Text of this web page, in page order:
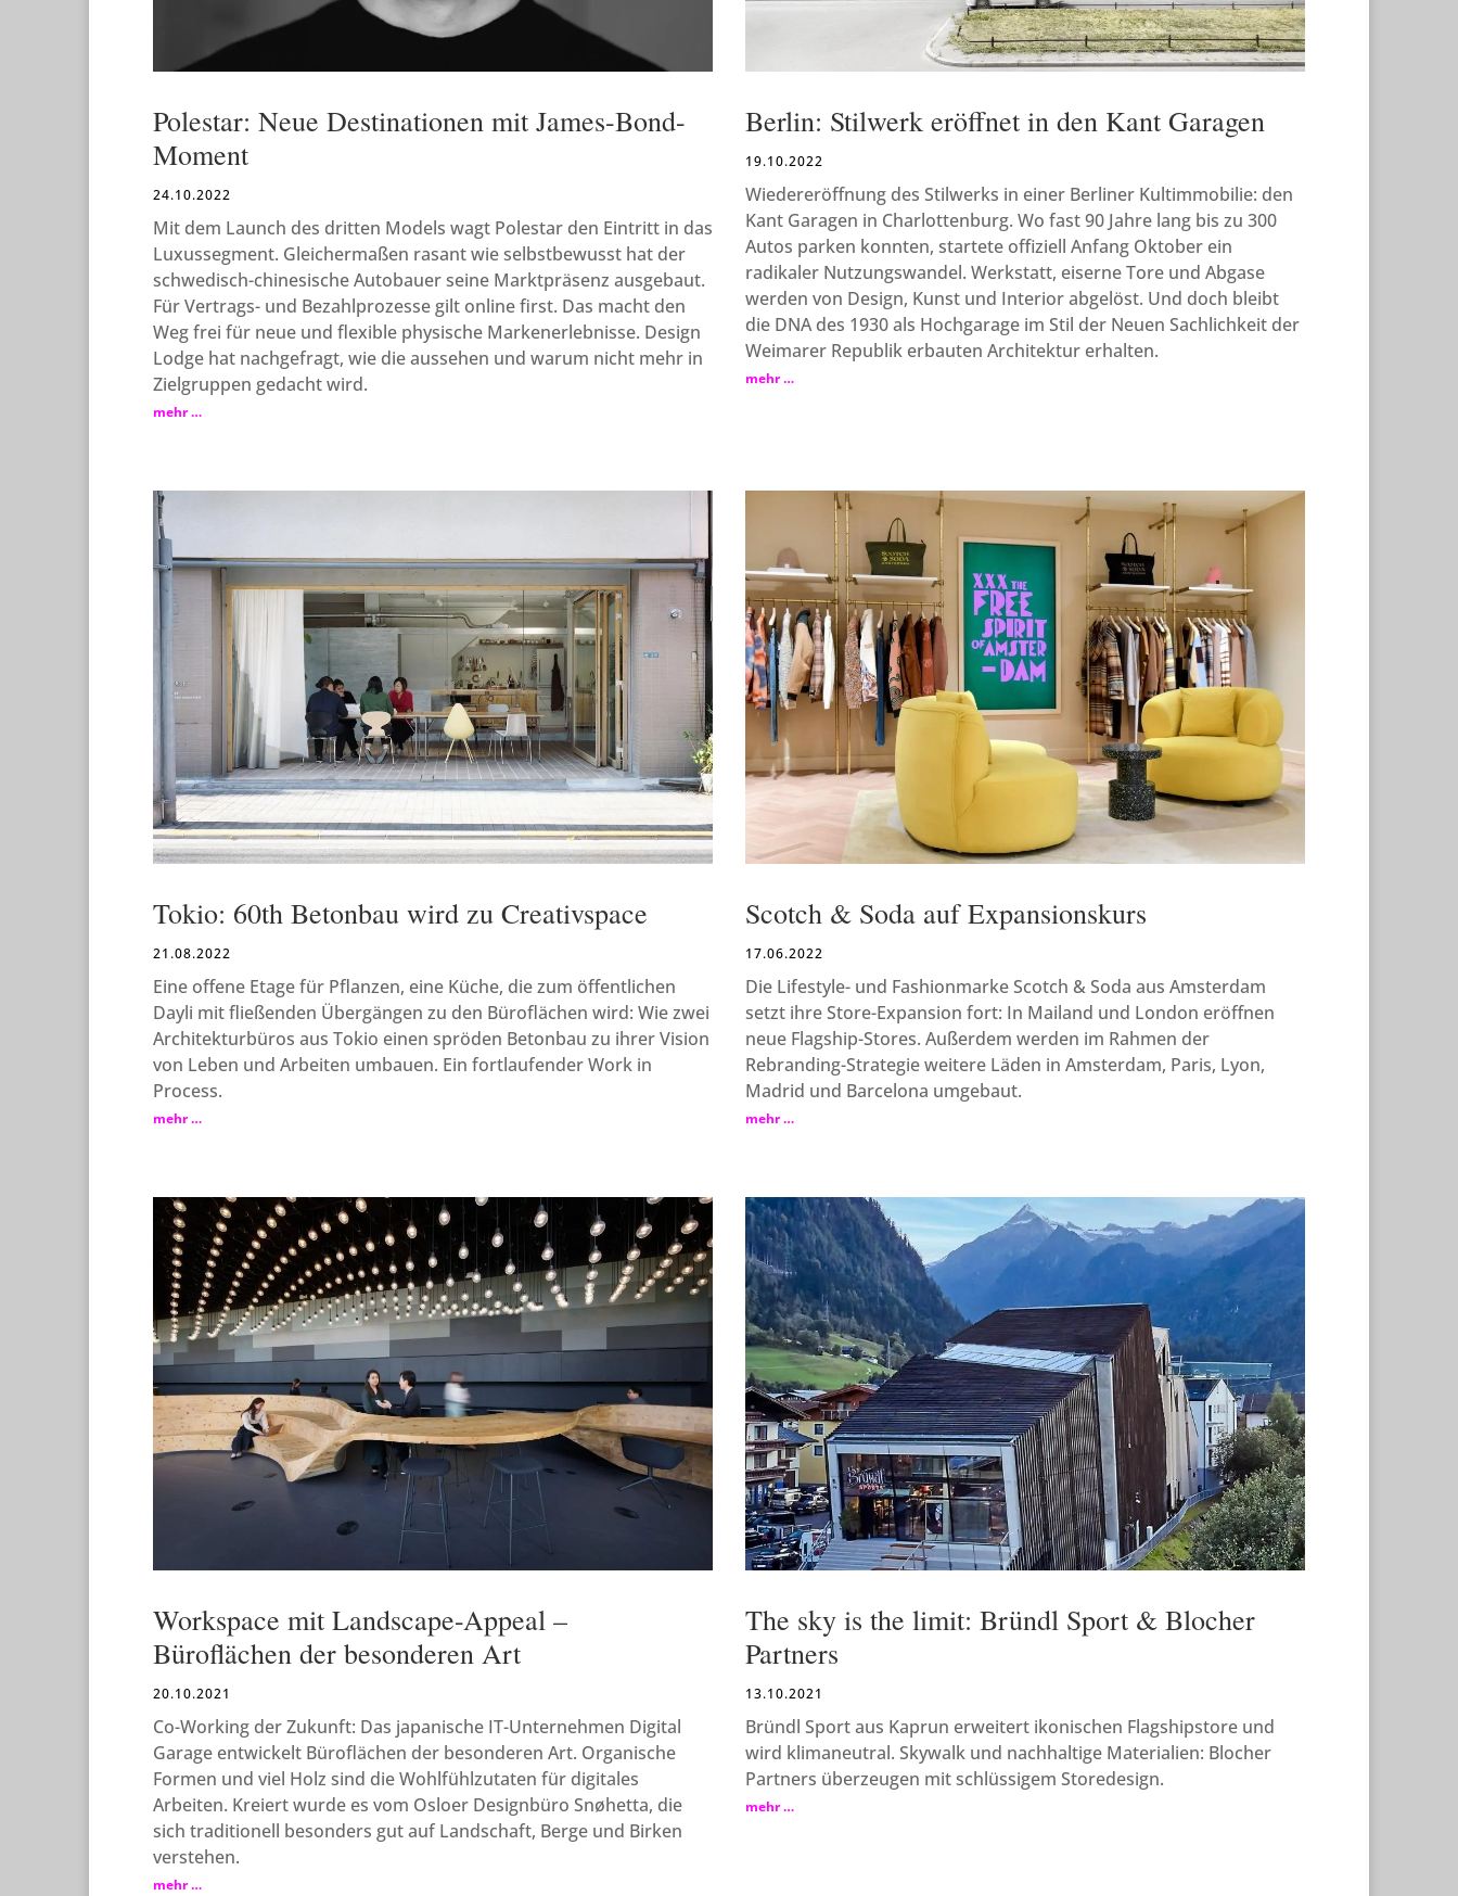
Polestar: Neue Destinationen mit James-Bond-
Moment
24.10.2022
Mit dem Launch des dritten Models wagt Polestar den Eintritt in das
Luxussegment. Gleichermaßen rasant wie selbstbewusst hat der
schwedisch-chinesische Autobauer seine Marktpräsenz ausgebaut.
Für Vertrags- und Bezahlprozesse gilt online first. Das macht den
Weg frei für neue und flexible physische Markenerlebnisse. Design
Lodge hat nachgefragt, wie die aussehen und warum nicht mehr in
Zielgruppen gedacht wird.
mehr …
Berlin: Stilwerk eröffnet in den Kant Garagen
19.10.2022
Wiedereröffnung des Stilwerks in einer Berliner Kultimmobilie: den
Kant Garagen in Charlottenburg. Wo fast 90 Jahre lang bis zu 300
Autos parken konnten, startete offiziell Anfang Oktober ein
radikaler Nutzungswandel. Werkstatt, eiserne Tore und Abgase
werden von Design, Kunst und Interior abgelöst. Und doch bleibt
die DNA des 1930 als Hochgarage im Stil der Neuen Sachlichkeit der
Weimarer Republik erbauten Architektur erhalten.
mehr …
Tokio: 60th Betonbau wird zu Creativspace
21.08.2022
Eine offene Etage für Pflanzen, eine Küche, die zum öffentlichen
Dayli mit fließenden Übergängen zu den Büroflächen wird: Wie zwei
Architekturbüros aus Tokio einen spröden Betonbau zu ihrer Vision
von Leben und Arbeiten umbauen. Ein fortlaufender Work in
Process.
mehr …
Scotch & Soda auf Expansionskurs
17.06.2022
Die Lifestyle- und Fashionmarke Scotch & Soda aus Amsterdam
setzt ihre Store-Expansion fort: In Mailand und London eröffnen
neue Flagship-Stores. Außerdem werden im Rahmen der
Rebranding-Strategie weitere Läden in Amsterdam, Paris, Lyon,
Madrid und Barcelona umgebaut.
mehr …
Workspace mit Landscape-Appeal –
Büroflächen der besonderen Art
20.10.2021
Co-Working der Zukunft: Das japanische IT-Unternehmen Digital
Garage entwickelt Büroflächen der besonderen Art. Organische
Formen und viel Holz sind die Wohlfühlzutaten für digitales
Arbeiten. Kreiert wurde es vom Osloer Designbüro Snøhetta, die
sich traditionell besonders gut auf Landschaft, Berge und Birken
verstehen.
mehr …
The sky is the limit: Bründl Sport & Blocher
Partners
13.10.2021
Bründl Sport aus Kaprun erweitert ikonischen Flagshipstore und
wird klimaneutral. Skywalk und nachhaltige Materialien: Blocher
Partners überzeugen mit schlüssigem Storedesign.
mehr …